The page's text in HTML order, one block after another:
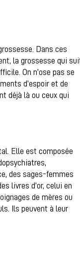
Dans ces
la grossesse qui
On n’ose pas se
d’espoir et de
déjà là ou ceux qui
Elle est composée
des sages-femmes
livres d’or, celui en
de mères ou
Ils peuvent à leur